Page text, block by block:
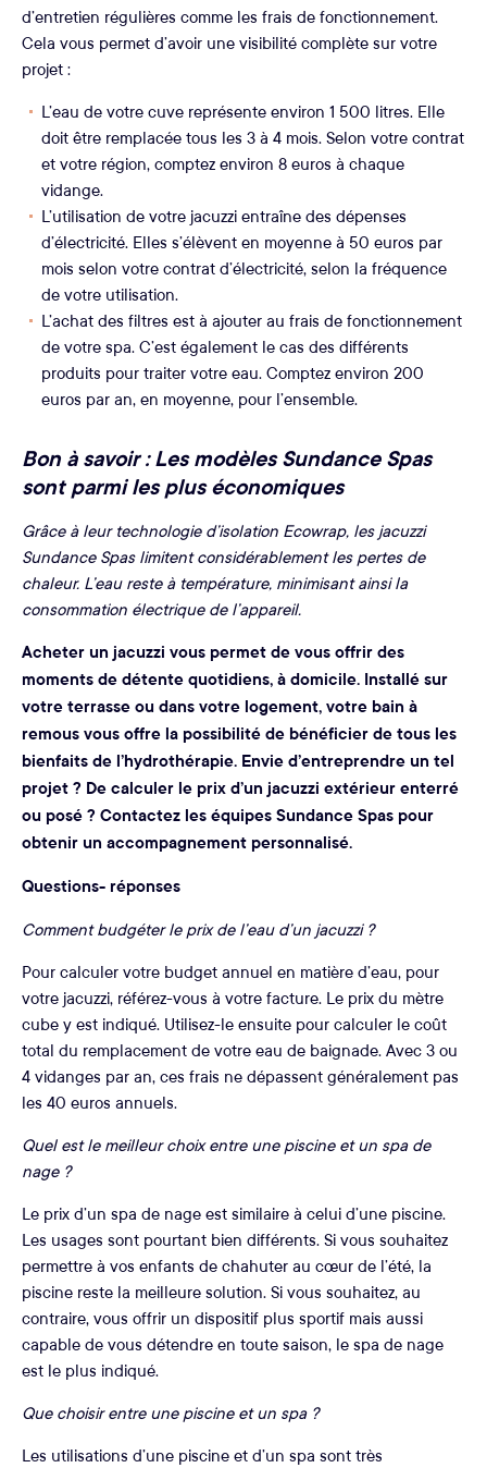
d’entretien régulières comme les frais de fonctionnement.
Cela vous permet d’avoir une visibilité complète sur votre
projet :
L’eau de votre cuve représente environ 1 500 litres. Elle
doit être remplacée tous les 3 à 4 mois. Selon votre contrat
et votre région, comptez environ 8 euros à chaque
vidange.
L’utilisation de votre jacuzzi entraîne des dépenses
d’électricité. Elles s’élèvent en moyenne à 50 euros par
mois selon votre contrat d’électricité, selon la fréquence
de votre utilisation.
L’achat des filtres est à ajouter au frais de fonctionnement
de votre spa. C’est également le cas des différents
produits pour traiter votre eau. Comptez environ 200
euros par an, en moyenne, pour l’ensemble.
Bon à savoir : Les modèles Sundance Spas
sont parmi les plus économiques
Grâce à leur technologie d’isolation Ecowrap, les jacuzzi
Sundance Spas limitent considérablement les pertes de
chaleur. L’eau reste à température, minimisant ainsi la
consommation électrique de l’appareil.
Acheter un jacuzzi vous permet de vous offrir des
moments de détente quotidiens, à domicile. Installé sur
votre terrasse ou dans votre logement, votre bain à
remous vous offre la possibilité de bénéficier de tous les
bienfaits de l’hydrothérapie. Envie d’entreprendre un tel
projet ? De calculer le prix d’un jacuzzi extérieur enterré
ou posé ? Contactez les équipes Sundance Spas pour
obtenir un accompagnement personnalisé.
Questions- réponses
Comment budgéter le prix de l’eau d’un jacuzzi ?
Pour calculer votre budget annuel en matière d’eau, pour
votre jacuzzi, référez-vous à votre facture. Le prix du mètre
cube y est indiqué. Utilisez-le ensuite pour calculer le coût
total du remplacement de votre eau de baignade. Avec 3 ou
4 vidanges par an, ces frais ne dépassent généralement pas
les 40 euros annuels.
Quel est le meilleur choix entre une piscine et un spa de
nage ?
Le prix d’un spa de nage est similaire à celui d’une piscine.
Les usages sont pourtant bien différents. Si vous souhaitez
permettre à vos enfants de chahuter au cœur de l’été, la
piscine reste la meilleure solution. Si vous souhaitez, au
contraire, vous offrir un dispositif plus sportif mais aussi
capable de vous détendre en toute saison, le spa de nage
est le plus indiqué.
Que choisir entre une piscine et un spa ?
Les utilisations d’une piscine et d’un spa sont très